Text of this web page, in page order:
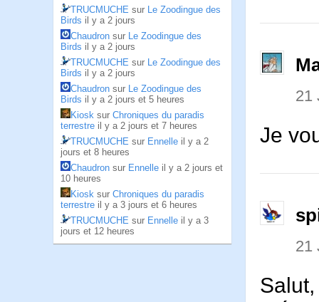
TRUCMUCHE sur Le Zoodingue des
Birds il y a 2 jours
Chaudron sur Le Zoodingue des
Birds il y a 2 jours
TRUCMUCHE sur Le Zoodingue des
Birds il y a 2 jours
Chaudron sur Le Zoodingue des
Birds il y a 2 jours et 5 heures
Kiosk sur Chroniques du paradis
terrestre il y a 2 jours et 7 heures
TRUCMUCHE sur Ennelle il y a 2
jours et 8 heures
Chaudron sur Ennelle il y a 2 jours et
10 heures
Kiosk sur Chroniques du paradis
terrestre il y a 3 jours et 6 heures
TRUCMUCHE sur Ennelle il y a 3
jours et 12 heures
21
Je
21